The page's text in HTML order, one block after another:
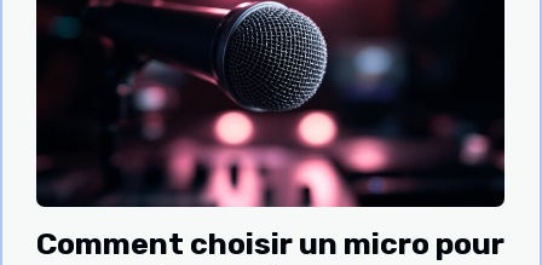
Comment choisir un micro pour